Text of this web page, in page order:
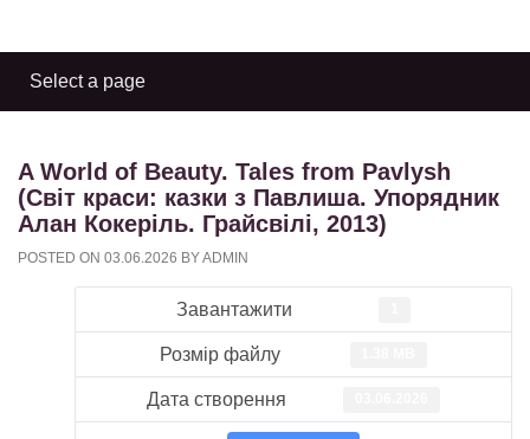
A World of Beauty. Tales from Pavlysh
(Світ краси: казки з Павлиша. Упорядник
Алан Кокеріль. Грайсвілі, 2013)
POSTED ON 03.06.2026 BYADMIN
Завантажити
Розмір файлу
Дата створення